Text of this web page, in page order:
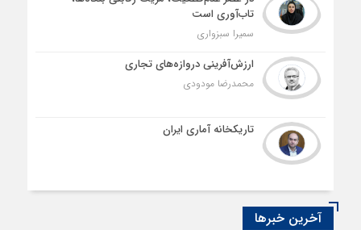
تاب‌آوری است
سمیرا سبزواری
ارزش‌آفرینی دروازه‌های تجاری
محمدرضا مودودی
تاریکخانه آماری ایران
آخرین خبرها